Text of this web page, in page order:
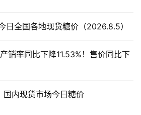
日全国各地现货糖价（2026.8.5）
销率同比下降11.53%！售价同比下
国内现货市场今日糖价